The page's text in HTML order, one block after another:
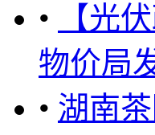
•
【光
物价局
• 湖南